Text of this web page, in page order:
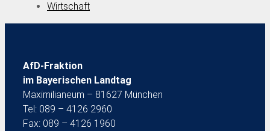
Wirtschaft
AfD-Fraktion
im Bayerischen Landtag
Maximilianeum – 81627 München
Tel: 089 – 4126 2960
Fax: 089 – 4126 1960